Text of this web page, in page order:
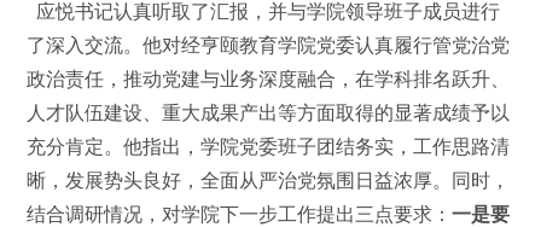
应悦书记认真听取了汇报，并与学院领导班子成员进行
了深入交流。他对经亨颐教育学院党委认真履行管党治党
政治责任，推动党建与业务深度融合，在学科排名跃升、
人才队伍建设、重大成果产出等方面取得的显著成绩予以
充分肯定。他指出，学院党委班子团结务实，工作思路清
晰，发展势头良好，全面从严治党氛围日益浓厚。同时，
结合调研情况，对学院下一步工作提出三点要求：一是要